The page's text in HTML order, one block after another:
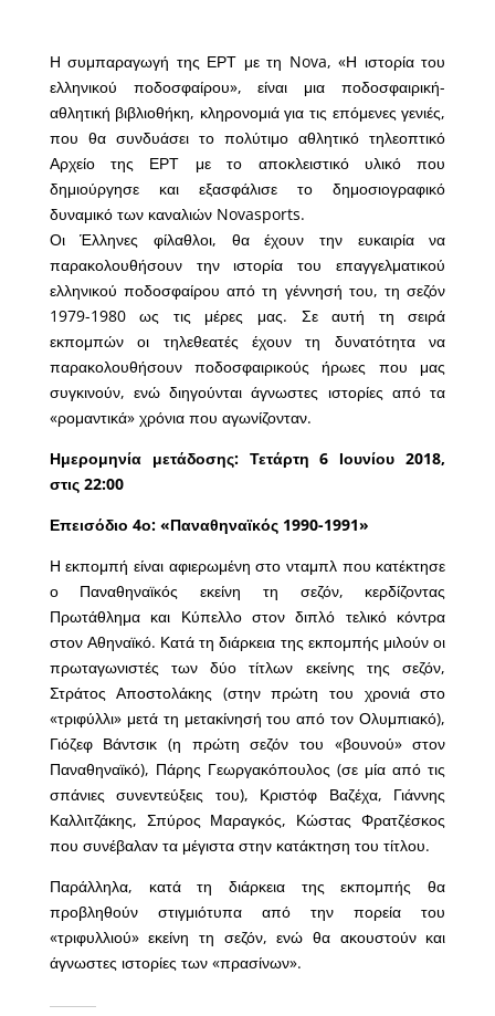
Η συμπαραγωγή της ΕΡΤ με τη Nova, «Η ιστορία του
ελληνικού ποδοσφαίρου», είναι μια ποδοσφαιρική-
αθλητική βιβλιοθήκη, κληρονομιά για τις επόμενες γενιές,
που θα συνδυάσει το πολύτιμο αθλητικό τηλεοπτικό
Αρχείο της ΕΡΤ με το αποκλειστικό υλικό που
δημιούργησε και εξασφάλισε το δημοσιογραφικό
δυναμικό των καναλιών Novasports.
Οι Έλληνες φίλαθλοι, θα έχουν την ευκαιρία να
παρακολουθήσουν την ιστορία του επαγγελματικού
ελληνικού ποδοσφαίρου από τη γέννησή του, τη σεζόν
1979-1980 ως τις μέρες μας. Σε αυτή τη σειρά
εκπομπών οι τηλεθεατές έχουν τη δυνατότητα να
παρακολουθήσουν ποδοσφαιρικούς ήρωες που μας
συγκινούν, ενώ διηγούνται άγνωστες ιστορίες από τα
«ρομαντικά» χρόνια που αγωνίζονταν.
Ημερομηνία μετάδοσης: Τετάρτη 6 Ιουνίου 2018,
στις 22:00
Επεισόδιο 4ο: «Παναθηναϊκός 1990-1991»
Η εκπομπή είναι αφιερωμένη στο νταμπλ που κατέκτησε
ο Παναθηναϊκός εκείνη τη σεζόν, κερδίζοντας
Πρωτάθλημα και Κύπελλο στον διπλό τελικό κόντρα
στον Αθηναϊκό. Κατά τη διάρκεια της εκπομπής μιλούν οι
πρωταγωνιστές των δύο τίτλων εκείνης της σεζόν,
Στράτος Αποστολάκης (στην πρώτη του χρονιά στο
«τριφύλλι» μετά τη μετακίνησή του από τον Ολυμπιακό),
Γιόζεφ Βάντσικ (η πρώτη σεζόν του «βουνού» στον
Παναθηναϊκό), Πάρης Γεωργακόπουλος (σε μία από τις
σπάνιες συνεντεύξεις του), Κριστόφ Βαζέχα, Γιάννης
Καλλιτζάκης, Σπύρος Μαραγκός, Κώστας Φρατζέσκος
που συνέβαλαν τα μέγιστα στην κατάκτηση του τίτλου.
Παράλληλα, κατά τη διάρκεια της εκπομπής θα
προβληθούν στιγμιότυπα από την πορεία του
«τριφυλλιού» εκείνη τη σεζόν, ενώ θα ακουστούν και
άγνωστες ιστορίες των «πρασίνων».